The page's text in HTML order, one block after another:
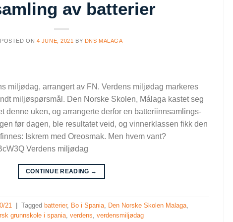
av batterier
POSTED ON 4 JUNE, 2021 BY DNS MALAGA
miljødag, arrangert av FN. Verdens miljødag markeres
miljøspørsmål. Den Norske Skolen, Málaga kastet seg
denne uken, og arrangerte derfor en batteriinnsamlings-
før dagen, ble resultatet veid, og vinnerklassen fikk den
Iskrem med Oreosmak. Men hvem vant?
Verdens miljødag
CONTINUE READING →
21 | Taggedbatterier, Bo i Spania Den Norske Skolen Malaga
grunnskole i spania ,verdens ,verdensmiljødag